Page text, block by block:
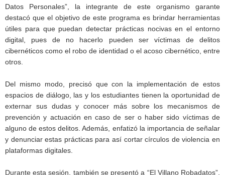
Datos Personales”, la integrante de este organismo garante
destacó que el objetivo de este programa es brindar herramientas
útiles para que puedan detectar prácticas nocivas en el entorno
digital, pues de no hacerlo pueden ser víctimas de delitos
cibernéticos como el robo de identidad o el acoso cibernético, entre
otros.
Del mismo modo, precisó que con la implementación de estos
espacios de diálogo, las y los estudiantes tienen la oportunidad de
externar sus dudas y conocer más sobre los mecanismos de
prevención y actuación en caso de ser o haber sido víctimas de
alguno de estos delitos. Además, enfatizó la importancia de señalar
y denunciar estas prácticas para así cortar círculos de violencia en
plataformas digitales.
Durante esta sesión, también se presentó a “El Villano Robadatos”,